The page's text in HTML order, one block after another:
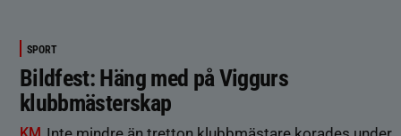
SPORT
Bildfest: Häng med på Viggurs
klubbmästerskap